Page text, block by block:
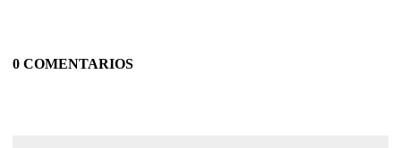
0 COMENTARIOS